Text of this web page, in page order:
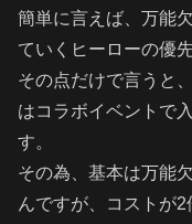
簡単に言えば、万能
ていくヒーローの優
その点だけで言うと
はコラボイベントで
す。
その為、基本は万能
んですが、コストが2